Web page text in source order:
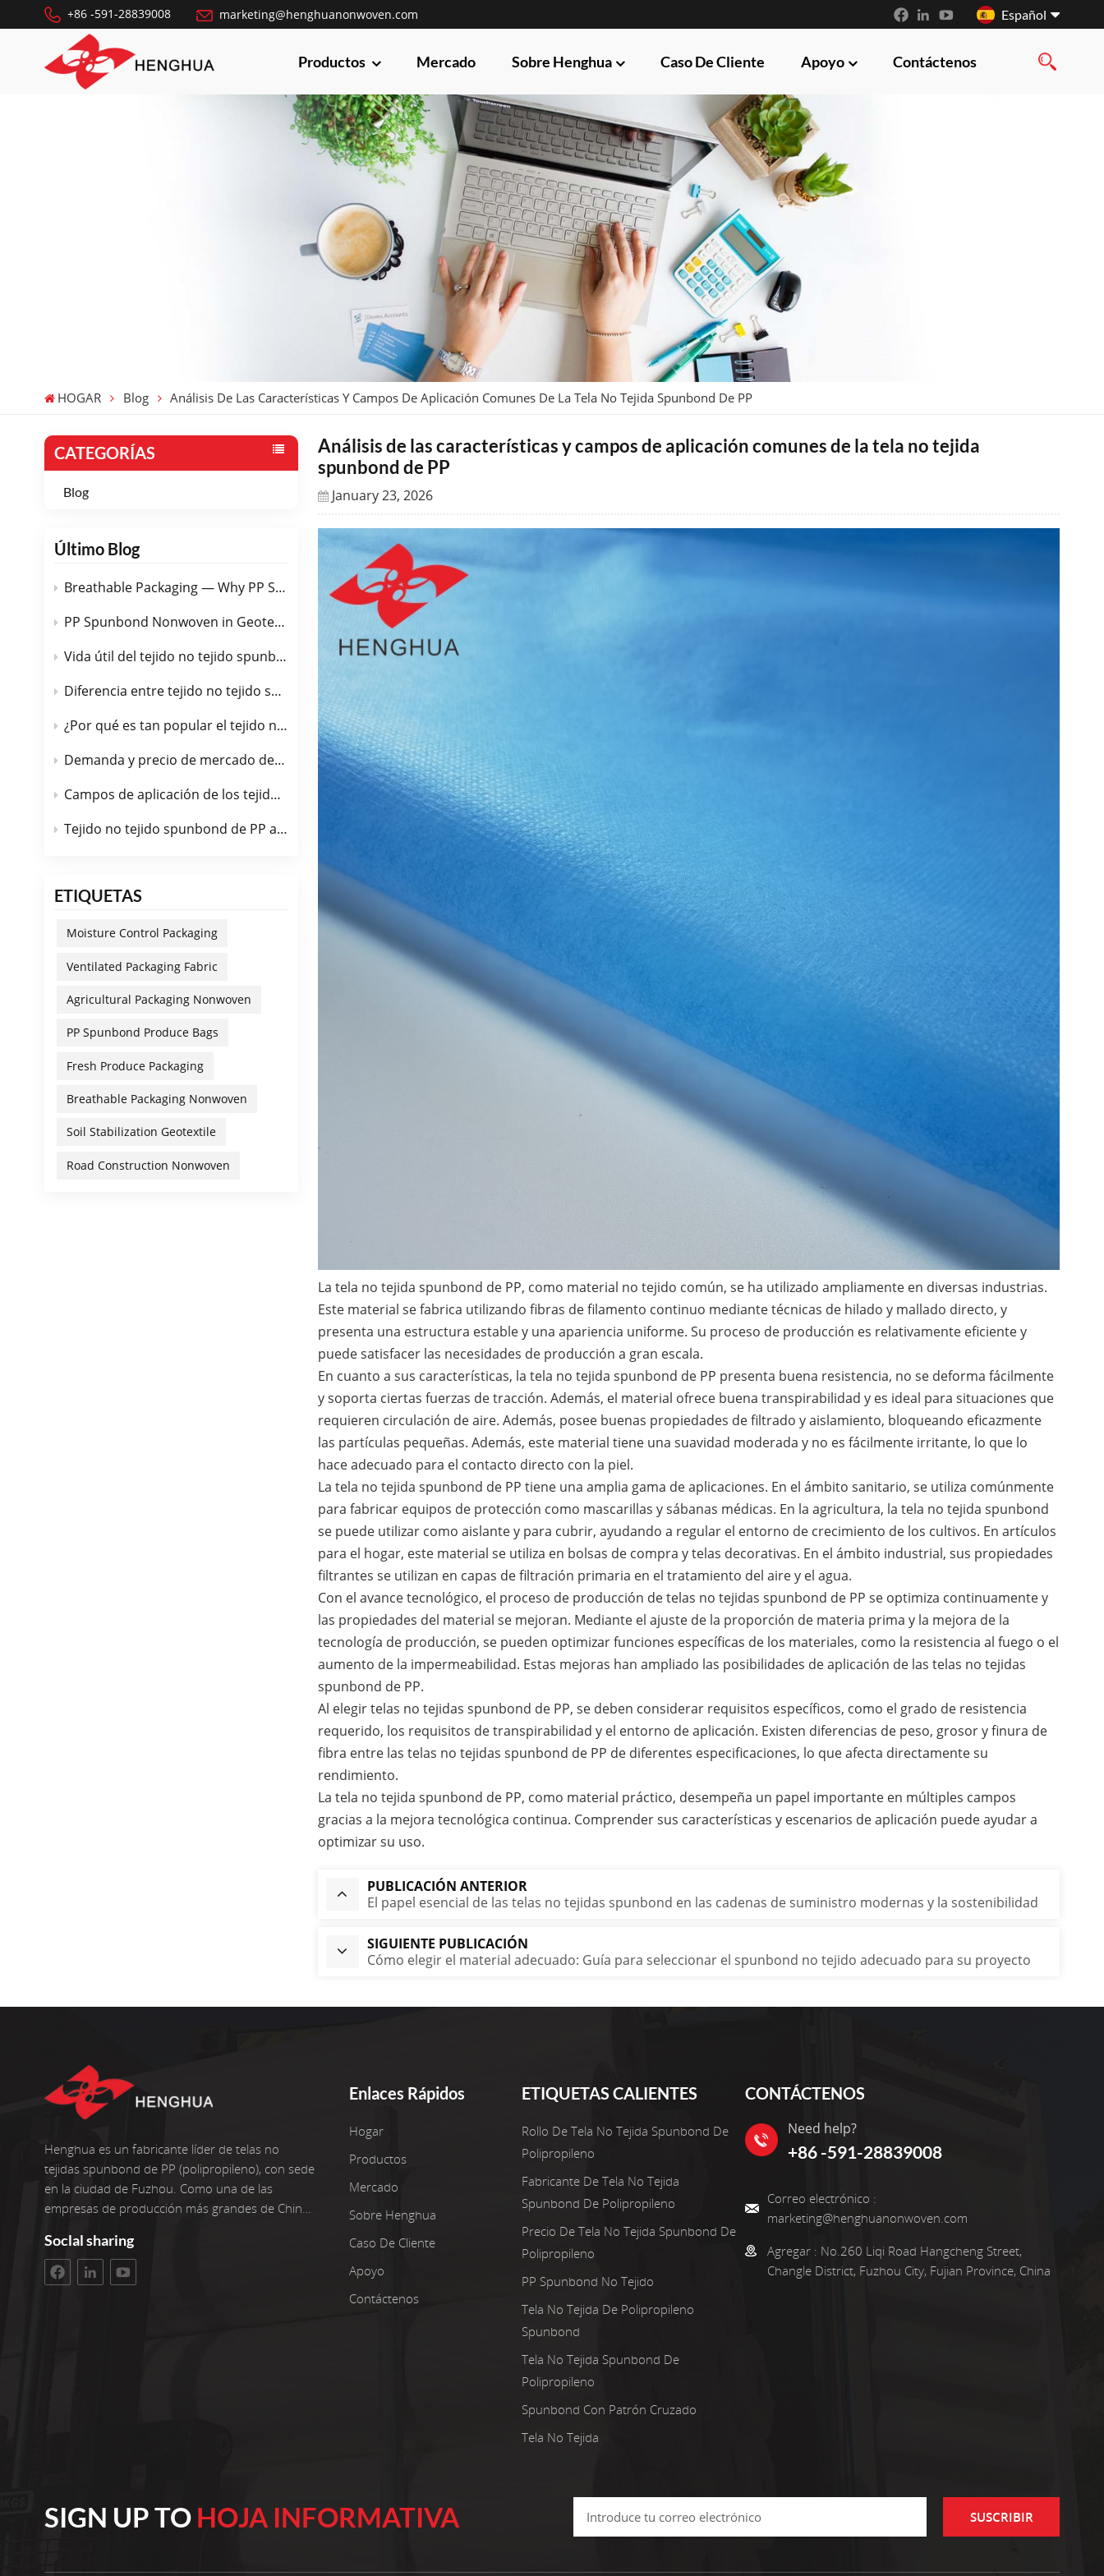
+86 -591-28839008 marketing@henghuanonwoven.com Español
Productos Mercado Sobre Henghua Caso De Cliente Apoyo Contáctenos
HOGAR Blog Análisis De Las Características Y Campos De Aplicación Comunes De La Tela No Tejida Spunbond De PP
CATEGORÍAS
Blog
Último Blog
Breathable Packaging — Why PP Spunbond Nonwoven Is the Perfect Choice
PP Spunbond Nonwoven in Geotextiles — Road, Drainage & Erosion Control
Vida útil del tejido no tejido spunbond de PP
Diferencia entre tejido no tejido spunbond y tejido no tejido PP
¿Por qué es tan popular el tejido no tejido de PP spunbond en la industria automotriz?
Demanda y precio de mercado de la tela no tejida spunbond de PP funcional en julio de 2026.
Campos de aplicación de los tejidos no tejidos spunbond de PP con diferentes funciones modificadas.
Tejido no tejido spunbond de PP antibacteriano
ETIQUETAS
Moisture Control Packaging
Ventilated Packaging Fabric
Agricultural Packaging Nonwoven
PP Spunbond Produce Bags
Fresh Produce Packaging
Breathable Packaging Nonwoven
Soil Stabilization Geotextile
Road Construction Nonwoven
Análisis de las características y campos de aplicación comunes de la tela no tejida
spunbond de PP
January 23, 2026
La tela no tejida spunbond de PP, como material no tejido común, se ha utilizado ampliamente en diversas industrias.
Este material se fabrica utilizando fibras de filamento continuo mediante técnicas de hilado y mallado directo, y
presenta una estructura estable y una apariencia uniforme. Su proceso de producción es relativamente eficiente y
puede satisfacer las necesidades de producción a gran escala.
En cuanto a sus características, la tela no tejida spunbond de PP presenta buena resistencia, no se deforma fácilmente
y soporta ciertas fuerzas de tracción. Además, el material ofrece buena transpirabilidad y es ideal para situaciones que
requieren circulación de aire. Además, posee buenas propiedades de filtrado y aislamiento, bloqueando eficazmente
las partículas pequeñas. Además, este material tiene una suavidad moderada y no es fácilmente irritante, lo que lo
hace adecuado para el contacto directo con la piel.
La tela no tejida spunbond de PP tiene una amplia gama de aplicaciones. En el ámbito sanitario, se utiliza comúnmente
para fabricar equipos de protección como mascarillas y sábanas médicas. En la agricultura, la tela no tejida spunbond
se puede utilizar como aislante y para cubrir, ayudando a regular el entorno de crecimiento de los cultivos. En artículos
para el hogar, este material se utiliza en bolsas de compra y telas decorativas. En el ámbito industrial, sus propiedades
filtrantes se utilizan en capas de filtración primaria en el tratamiento del aire y el agua.
Con el avance tecnológico, el proceso de producción de telas no tejidas spunbond de PP se optimiza continuamente y
las propiedades del material se mejoran. Mediante el ajuste de la proporción de materia prima y la mejora de la
tecnología de producción, se pueden optimizar funciones específicas de los materiales, como la resistencia al fuego o el
aumento de la impermeabilidad. Estas mejoras han ampliado las posibilidades de aplicación de las telas no tejidas
spunbond de PP.
Al elegir telas no tejidas spunbond de PP, se deben considerar requisitos específicos, como el grado de resistencia
requerido, los requisitos de transpirabilidad y el entorno de aplicación. Existen diferencias de peso, grosor y finura de
fibra entre las telas no tejidas spunbond de PP de diferentes especificaciones, lo que afecta directamente su
rendimiento.
La tela no tejida spunbond de PP, como material práctico, desempeña un papel importante en múltiples campos
gracias a la mejora tecnológica continua. Comprender sus características y escenarios de aplicación puede ayudar a
optimizar su uso.
PUBLICACIÓN ANTERIOR
El papel esencial de las telas no tejidas spunbond en las cadenas de suministro modernas y la sostenibilidad
SIGUIENTE PUBLICACIÓN
Cómo elegir el material adecuado: Guía para seleccionar el spunbond no tejido adecuado para su proyecto
Henghua es un fabricante líder de telas no
tejidas spunbond de PP (polipropileno), con sede
en la ciudad de Fuzhou. Como una de las
empresas de producción más grandes de China,
con dos reenrolladores adicionales. Nuestras
instalaciones tienen una superficie de taller de
3400 metros cuadrados. La inversión bruta
de telas no tejidas hiladas de polipropileno de
calidad, desde 10 gramos por metro cuadrado
Soclal sharing
Enlaces Rápidos
Hogar
Productos
Mercado
Sobre Henghua
Caso De Cliente
Apoyo
Contáctenos
ETIQUETAS CALIENTES
Rollo De Tela No Tejida Spunbond De
Polipropileno
Fabricante De Tela No Tejida
Spunbond De Polipropileno
Precio De Tela No Tejida Spunbond De
Polipropileno
PP Spunbond No Tejido
Tela No Tejida De Polipropileno
Spunbond
Tela No Tejida Spunbond De
Polipropileno
Spunbond Con Patrón Cruzado
Tela No Tejida
CONTÁCTENOS
Need help?
+86 -591-28839008
Correo electrónico :
marketing@henghuanonwoven.com
Agregar : No.260 Liqi Road Hangcheng Street,
Changle District, Fuzhou City, Fujian Province, China
SIGN UP TO HOJA INFORMATIVA SUSCRIBIR